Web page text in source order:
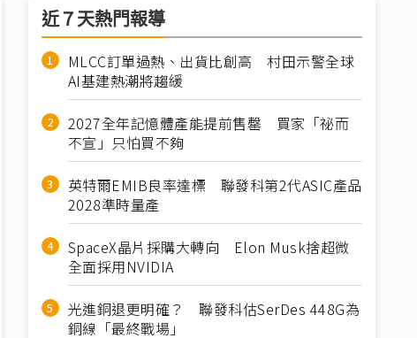
近７天熱門報導
MLCC訂單過熱、出貨比創高 村田示警全球
AI基建熱潮將趨緩
2027全年記憶體產能提前售罄 買家「祕而
不宣」只怕買不夠
英特爾EMIB良率達標 聯發科第2代ASIC產品
2028準時量產
SpaceX晶片採購大轉向 Elon Musk捨超微
全面採用NVIDIA
光進銅退更明確？ 聯發科估SerDes 448G為
銅線「最終戰場」